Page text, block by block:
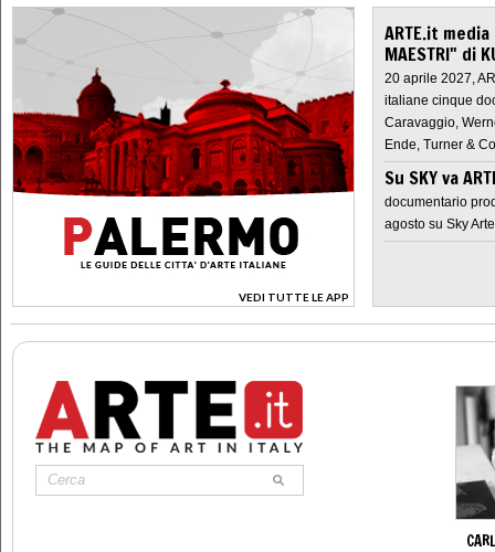
VEDI TUTTE LE APP
>
ARTE.it
MAESTRI" di
20 aprile 2027,
italiane cinque
Caravaggio,
Ende, Turner &
Su SKY va
documentario
agosto su Sky Arte